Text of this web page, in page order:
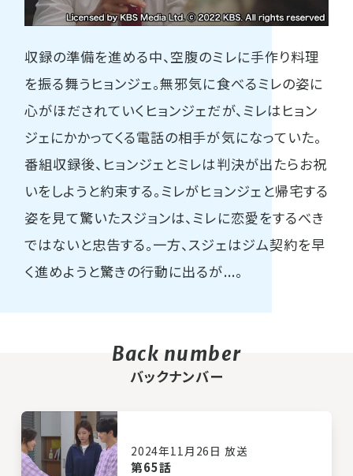
収録の準備を進める中、空腹のミレに手作り料理
を振る舞うヒョンジェ。無邪気に食べるミレの姿に
心がほだされていくヒョンジェだが、ミレはヒョン
ジェにかかってくる電話の相手が気になっていた。
番組収録後、ヒョンジェとミレは判決が出たらお祝
いをしようと約束する。ミレがヒョンジェと帰宅する
姿を見て驚いたスジョンは、ミレに恋愛をするべき
ではないと忠告する。一方、スジェはジム契約を早
く進めようと驚きの行動に出るが...。
バックナンバー
2024年11月26日 放送
第65話